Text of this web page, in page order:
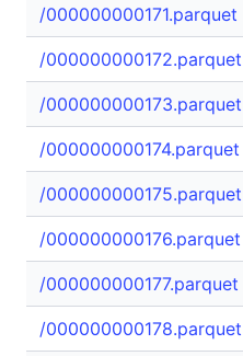
/000000000171.parquet
/000000000172.parquet
/000000000173.parquet
/000000000174.parquet
/000000000175.parquet
/000000000176.parquet
/000000000177.parquet
/000000000178.parquet